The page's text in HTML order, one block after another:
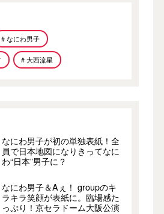
# なにわ男子
# 大西流星
なにわ男子が初の単独表紙！全
員で日本地図になりきってなに
わ“日本”男子に？
なにわ男子＆Aぇ！ groupのキ
ラキラ笑顔が表紙に。臨場感た
っぷり！京セラドーム大阪公演